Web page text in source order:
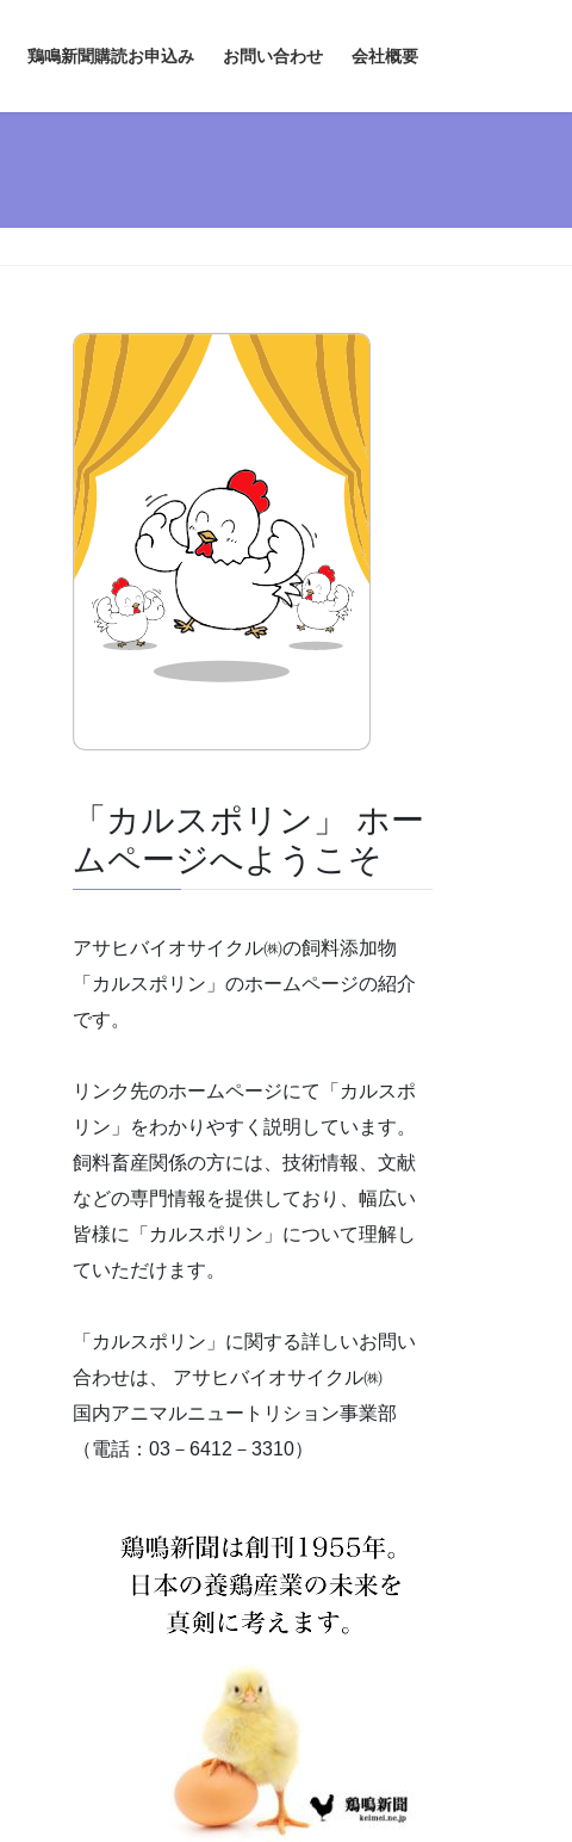
鶏鳴新聞購読お申込み お問い合わせ 会社概要
「カルスポリン」 ホー
ムページへようこそ
アサヒバイオサイクル㈱の飼料添加物
「カルスポリン」のホームページの紹介
です。
リンク先のホームページにて「カルスポ
リン」をわかりやすく説明しています。
飼料畜産関係の方には、技術情報、文献
などの専門情報を提供しており、幅広い
皆様に「カルスポリン」について理解し
ていただけます。
「カルスポリン」に関する詳しいお問い
合わせは、 アサヒバイオサイクル㈱
国内アニマルニュートリション事業部
（電話：03－6412－3310）